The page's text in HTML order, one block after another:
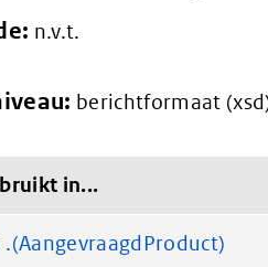
n.v.t.
berichtformaat
in...